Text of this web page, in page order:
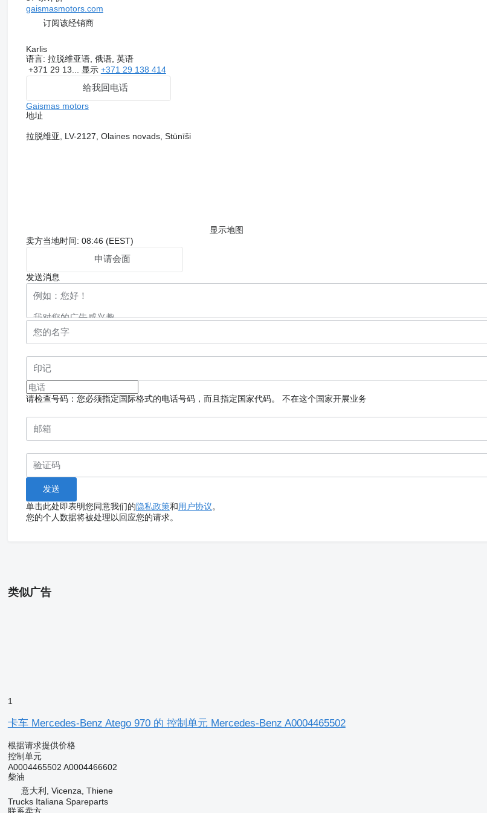
gaismasmotors.com
订阅该经销商
Karlis
语言: 拉脱维亚语, 俄语, 英语
+371 29 13... 显示 +371 29 138 414
给我回电话
Gaismas motors
地址
拉脱维亚, LV-2127, Olaines novads, Stūnīši
显示地图
卖方当地时间: 08:46 (EEST)
申请会面
发送消息
请检查号码：您必须指定国际格式的电话号码，而且指定国家代码。 不在这个国家开展业务
单击此处即表明您同意我们的隐私政策和用户协议。
您的个人数据将被处理以回应您的请求。
类似广告
1
卡车 Mercedes-Benz Atego 970 的 控制单元 Mercedes-Benz A0004465502
根据请求提供价格
控制单元
A0004465502 A0004466602
柴油
意大利, Vicenza, Thiene
Trucks Italiana Spareparts
联系卖方